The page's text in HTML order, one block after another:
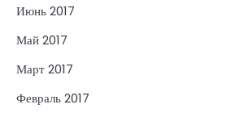
Июнь 2017
Май 2017
Март 2017
Февраль 2017